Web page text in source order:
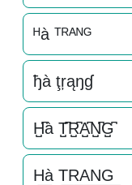
ᴴà ᵀᴿᴬᴺᴳ
ђà ţŗąŋɠ
H̺͆à T̺͆R̺͆A̺͆N̺͆G̺͆
H͟à T͟R͟A͟N͟G͟